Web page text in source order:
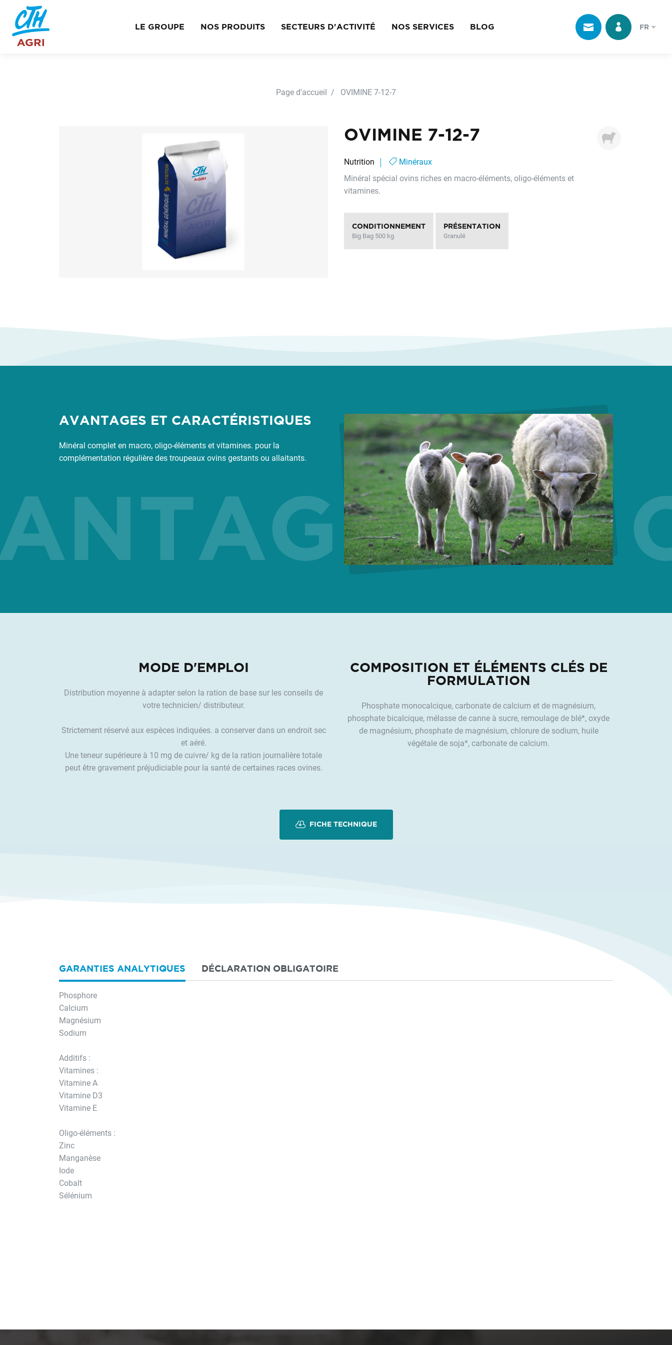
LE GROUPE NOS PRODUITS SECTEURS D'ACTIVITÉ NOS SERVICES BLOG FR
Page d'accueil OVIMINE 7-12-7
OVIMINE 7-12-7
Nutrition
Minéraux
Minéral spécial ovins riches en macro-éléments, oligo-éléments et
vitamines.
CONDITIONNEMENT
Big Bag 500 kg
PRÉSENTATION
Granulé
AVANTAGES ET CARACTÉRISTIQUES
ET
Minéral complet en macro, oligo-éléments et vitamines. pour la
complémentation régulière des troupeaux ovins gestants ou allaitants.
MODE D'EMPLOI
Distribution moyenne à adapter selon la ration de base sur les conseils de
votre technicien/ distributeur.
Strictement réservé aux espèces indiquées. a conserver dans un endroit sec
et aéré.
Une teneur supérieure à 10 mg de cuivre/ kg de la ration journalière totale
peut être gravement préjudiciable pour la santé de certaines races ovines.
COMPOSITION ET ÉLÉMENTS CLÉS DE
FORMULATION
Phosphate monocalcique, carbonate de calcium et de magnésium,
phosphate bicalcique, mélasse de canne à sucre, remoulage de blé*, oxyde
de magnésium, phosphate de magnésium, chlorure de sodium, huile
végétale de soja*, carbonate de calcium.
FICHE TECHNIQUE
GARANTIES ANALYTIQUES DÉCLARATION OBLIGATOIRE
Phosphore
Calcium
Magnésium
Sodium
Additifs :
Vitamines :
Vitamine A
Vitamine D3
Vitamine E
Oligo-éléments :
Zinc
Manganèse
Iode
Cobalt
Sélénium